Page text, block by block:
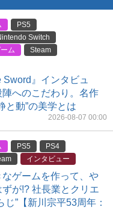
PS5
Switch
ム
Steam
Sword』インタビュ
へのこだわり。名作
と動”の美学とは
2026-08-07 00:00
PS5
PS4
インタビュー
ゲームを作って、や
が!? 社長業とクリエ
じ”【新川宗平53周年：